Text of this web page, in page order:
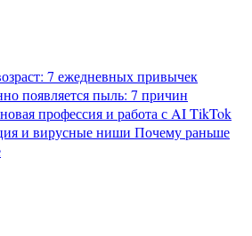
7 ежедневных привычек
появляется пыль: 7 причин
профессия и работа с AITikTok
и вирусные ниши Почему раньше